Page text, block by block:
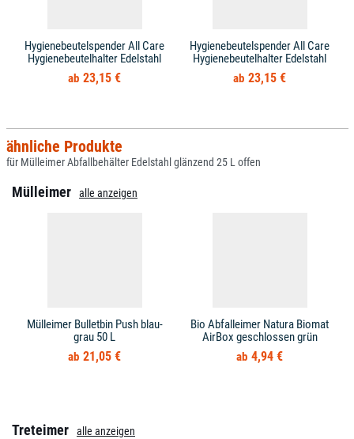
Hygienebeutelspender All Care
Hygienebeutelhalter Edelstahl
23,15 €
Hygienebeutelspender All Care
Hygienebeutelhalter Edelstahl
23,15 €
ähnliche Produkte
für Mülleimer Abfallbehälter Edelstahl glänzend 25 L offen
Mülleimer alle anzeigen
Mülleimer Bulletbin Push blau-
grau 50 L
21,05 €
Bio Abfalleimer Natura Biomat
AirBox geschlossen grün
4,94 €
Treteimer alle anzeigen